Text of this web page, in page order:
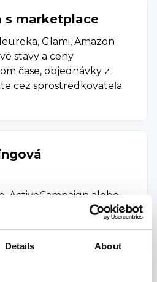
Details About
s marketplace
Glami, Amazon
stavy a ceny
čase, objednávky z
cez sprostredkovateľa
ActiveCampaign alebo
ich nákupná história a